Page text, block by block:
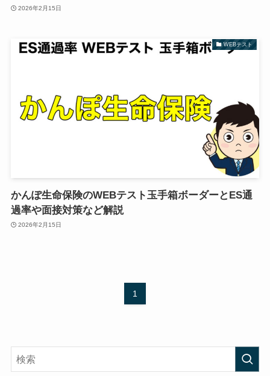
2026年2月15日
WEBテスト
かんぽ生命保険のWEBテスト玉手箱ボーダーとES通
過率や面接対策など解説
2026年2月15日
1